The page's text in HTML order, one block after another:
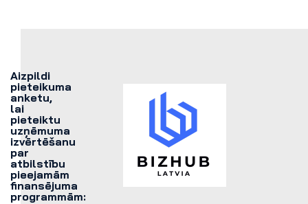
Aizpildi
pieteikuma
anketu,
lai
pieteiktu
uzņēmuma
izvērtēšanu
par
atbilstību
pieejamām
finansējuma
programmām: